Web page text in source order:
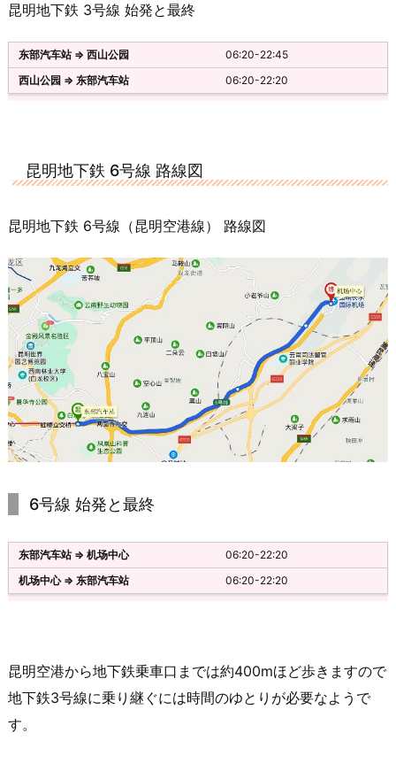
昆明地下鉄 3号線 始発と最終
06:20-22:45
06:20-22:20
昆明地下鉄 6号線 路線図
昆明地下鉄 6号線（昆明空港線） 路線図
6号線 始発と最終
06:20-22:20
06:20-22:20
昆明空港から地下鉄乗車口までは約400mほど歩きますので
地下鉄3号線に乗り継ぐには時間のゆとりが必要なようで
す。